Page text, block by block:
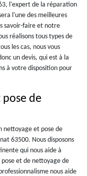
l'expert de la réparation
l'une des meilleures
savoir-faire et notre
réalisons tous types de
les cas, nous vous
un devis, qui est à la
à votre disposition pour
de
nettoyage et pose de
63500. Nous disposons
qui nous aide à
et de nettoyage de
nous aide